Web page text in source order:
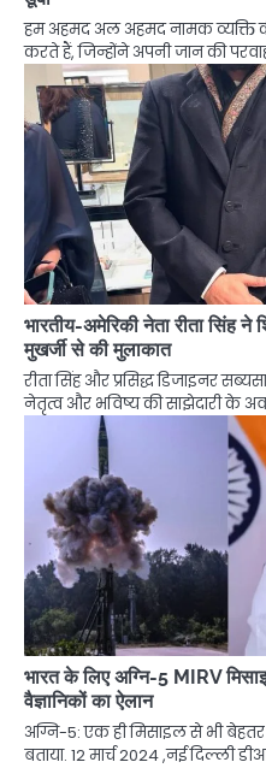
हम अहमद अल अहमद नामक व्यक्ति
करते हैं, जिन्होंने अपनी जान की
भारतीय-अमेरिकी नेता रीता सिंह ने
मुखर्जी से की मुलाकात
रीता सिंह और प्रसिद्ध डिजाइनर
नेतृत्व और भविष्य की साझेदारी के
भारत के लिए अग्नि-5 MIRV
वैज्ञानिकों का ऐलान
अग्नि-5: एक ही मिसाइल से भी
बताया. 12 मार्च 2024 ,नई दिल्ली